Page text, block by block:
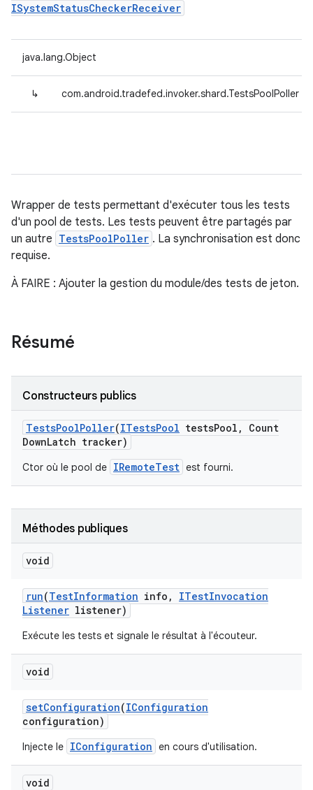
ISystemStatusCheckerReceiver
java.lang.Object
↳ com.android.tradefed.invoker.shard.TestsPoolPoller
Wrapper de tests permettant d'exécuter tous les tests
d'un pool de tests. Les tests peuvent être partagés par
un autre TestsPoolPoller . La synchronisation est donc
requise.
À FAIRE : Ajouter la gestion du module/des tests de jeton.
Résumé
Constructeurs publics
TestsPoolPoller(ITestsPool testsPool ,
Count
DownLatch tracker)
Ctor où le pool de IRemoteTest est fourni.
Méthodes publiques
void
run(TestInformation info , ITestInvocation
Listener listener)
Exécute les tests et signale le résultat à l'écouteur.
void
setConfiguration(IConfiguration
configuration)
Injecte le IConfiguration en cours d'utilisation.
void